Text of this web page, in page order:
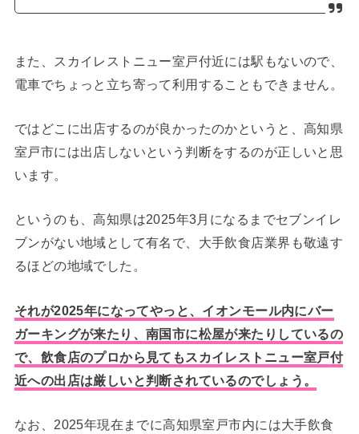
また、スカイレストニュー室戸付近には駅もないので、
電車でちょっと立ち寄って利用することもできません。
ではどこに出店するのが良かったのかというと、高知県
室戸市には出店しないという判断をするのが正しいと思
います。
というのも、高知県は2025年3月になるまでセブンイレ
ブンがない地域として有名で、大手飲食店業界も敬遠す
るほどの地域でした。
それが2025年になってやっと、イオンモール内にバー
ガーキングが来たり、南国市に松屋が来たりしているの
で、飲食店のプロから見てもスカイレストニュー室戸付
近への出店は厳しいと判断されているのでしょう。
なお、2025年現在までに高知県室戸市内には大手飲食